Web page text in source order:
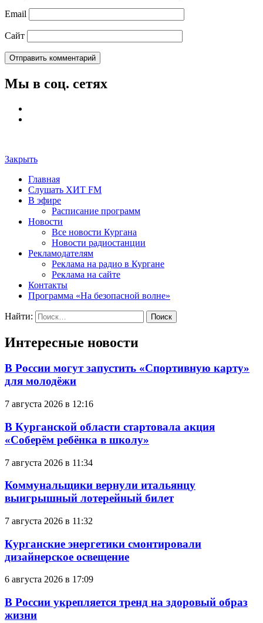
Email
Сайт
Мы в соц. сетях
Закрыть
Главная
Слушать ХИТ FM
В эфире
Расписание программ
Новости
Все новости Кургана
Новости радиостанции
Рекламодателям
Реклама на радио в Кургане
Реклама на сайте
Контакты
Программа «На безопасной волне»
Найти:
Интересные новости
В России могут запустить «Спортивную карту»
для молодёжи
7 августа 2026 в 12:16
В Курганской области стартовала акция
«Соберём ребёнка в школу»
7 августа 2026 в 11:34
Коммунальщики вернули итальянцу
выигрышный лотерейный билет
7 августа 2026 в 11:32
Курганские энергетики смонтировали
дизайнерское освещение
6 августа 2026 в 17:09
В России укрепляется тренд на здоровый образ
жизни